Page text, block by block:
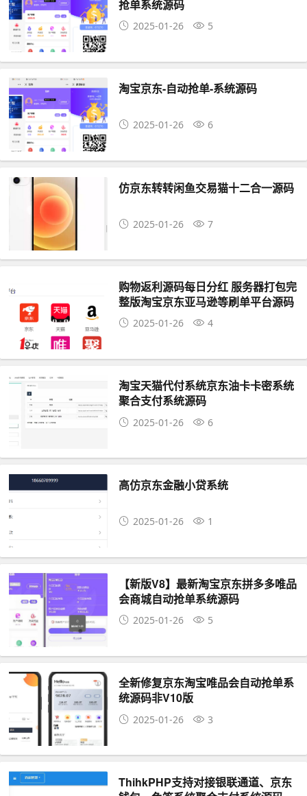
抢单系统源码
2025-01-26 5
淘宝京东-自动抢单-系统源码
2025-01-26 6
仿京东转转闲鱼交易猫十二合一源码
2025-01-26 7
购物返利源码每日分红 服务器打包完
整版淘宝京东亚马逊等刷单平台源码
2025-01-26 4
淘宝天猫代付系统京东油卡卡密系统
聚合支付系统源码
2025-01-26 6
高仿京东金融小贷系统
2025-01-26 1
【新版V8】最新淘宝京东拼多多唯品
会商城自动抢单系统源码
2025-01-26 5
全新修复京东淘宝唯品会自动抢单系
统源码非V10版
2025-01-26 3
ThihkPHP支持对接银联通道、京东